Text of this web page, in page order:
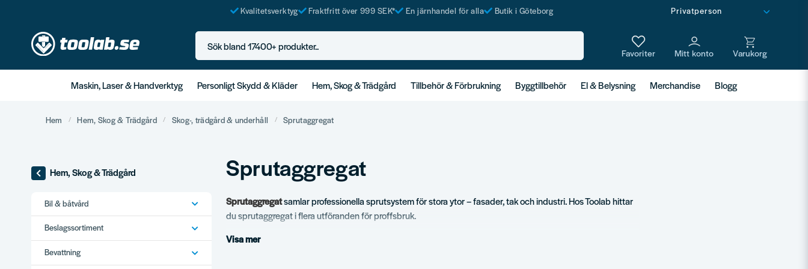
Kvalitetsverktyg Fraktfritt över 999 SEK* En järnhandel för alla Butik i Göteborg
Sök bland 17400+ produkter..
Maskin, Laser & Handverktyg Personligt Skydd & Kläder Hem, Skog & Trädgård Tillbehör & Förbrukning Byggtillbehör El & Belysning Merchandise Blogg
Hem Hem, Skog & Trädgård Skog-, trädgård & underhåll Sprutaggregat
Hem, Skog & Trädgård
Bil & båtvård
Beslagssortiment
Bevattning
Sprutaggregat
Sprutaggregatsamlar professionella sprutsystem för stora ytor – fasader, tak och industri. Hos Toolab hittar
du sprutaggregat i flera utföranden för proffsbruk.
Vårt sortiment
Visa mer